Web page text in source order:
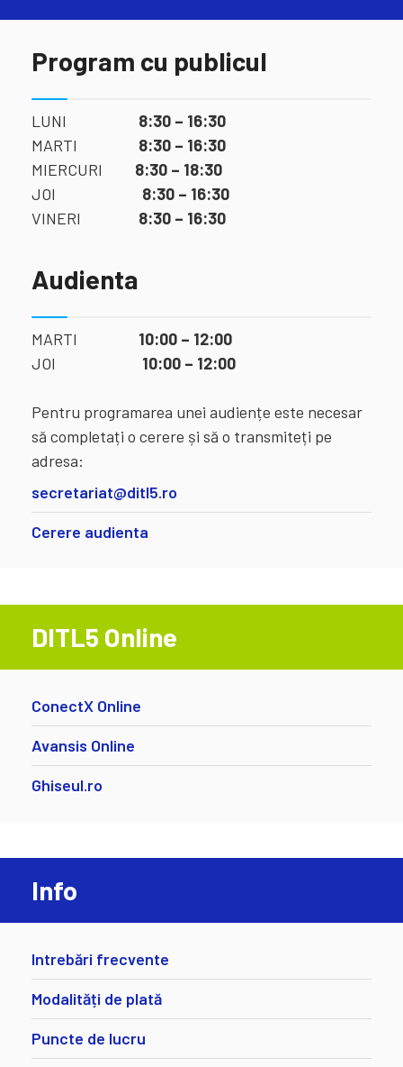
Program cu publicul
LUNI 8:30 – 16:30
MARTI 8:30 – 16:30
MIERCURI 8:30 – 18:30
JOI 8:30 – 16:30
VINERI 8:30 – 16:30
Audienta
MARTI 10:00 – 12:00
JOI 10:00 – 12:00
Pentru programarea unei audiențe este necesar
să completați o cerere și să o transmiteți pe
adresa:
secretariat@ditl5.ro
Cerere audienta
DITL5 Online
ConectX Online
Avansis Online
Ghiseul.ro
Info
Intrebări frecvente
Modalități de plată
Puncte de lucru